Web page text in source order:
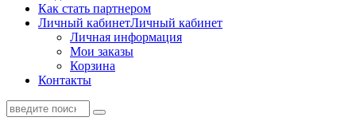
Как стать партнером
Личный кабинетЛичный кабинет
Личная информация
Мои заказы
Корзина
Контакты